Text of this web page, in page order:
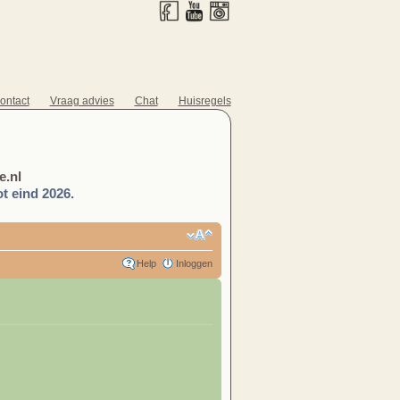
Vraag advies Chat Huisregels
eind 2026.
Help Inloggen